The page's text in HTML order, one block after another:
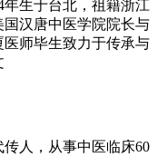
生于台北，祖籍浙江
汉唐中医学院院长与
师毕生致力于传承与
人，从事中医临床60